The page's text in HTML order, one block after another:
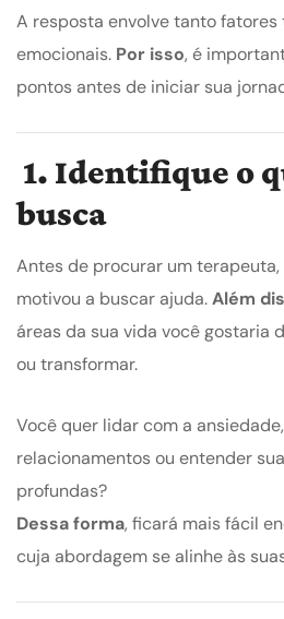
A resposta envolve tanto
emocionais. Por isso, é
pontos antes de iniciar sua
1. Identifique o
busca
Antes de procurar um
motivou a buscar ajuda.Além
áreas da sua vida você gostaria
ou transformar.
Você quer lidar com a
relacionamentos ou entender
profundas?
Dessa forma, ficará mais fácil
cuja abordagem se alinhe às